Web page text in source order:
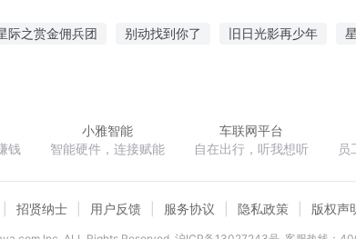
际之赏金佣兵团 别动找到你了 旧日光影再少年
钱
小雅智能
智能硬件，连接赋能
车联网平台
自在出行，听我想听
员
招贤纳士 用户反馈 服务协议 隐私政策 版权声